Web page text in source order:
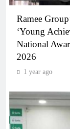
Ramee
‘Young
National
2026
1 year ago